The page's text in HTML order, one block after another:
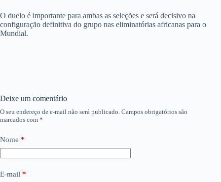
O duelo é importante para ambas as seleções e será decisivo na
configuração definitiva do grupo nas eliminatórias africanas para o
Mundial.
Deixe um comentário
O seu endereço de e-mail não será publicado. Campos obrigatórios são
marcados com *
Nome *
E-mail *